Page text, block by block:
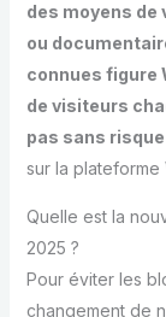
des moyens
ou
connues figure
de visiteurs
pas sans risque
sur la plateforme
Quelle est la
2025 ?
Pour éviter les
changement de